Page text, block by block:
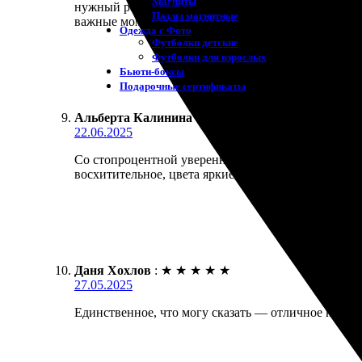
Пазлы магнитные
Одежда с Фото
Футболки детские
Футболки для взрослых
Бьюти-боксы
Подарочные сертификаты
нужный размер. Качество отпечатков поразило,
важные моменты. Настоящие профессионалы
Альберта Калинина :
22.06.2025
Со стопроцентной уверенностью могу сказать,
восхитительное, цвета яркие и насыщенные.
Даня Хохлов : ★ ★ ★ ★ ★
27.05.2025
Единственное, что могу сказать — отличное